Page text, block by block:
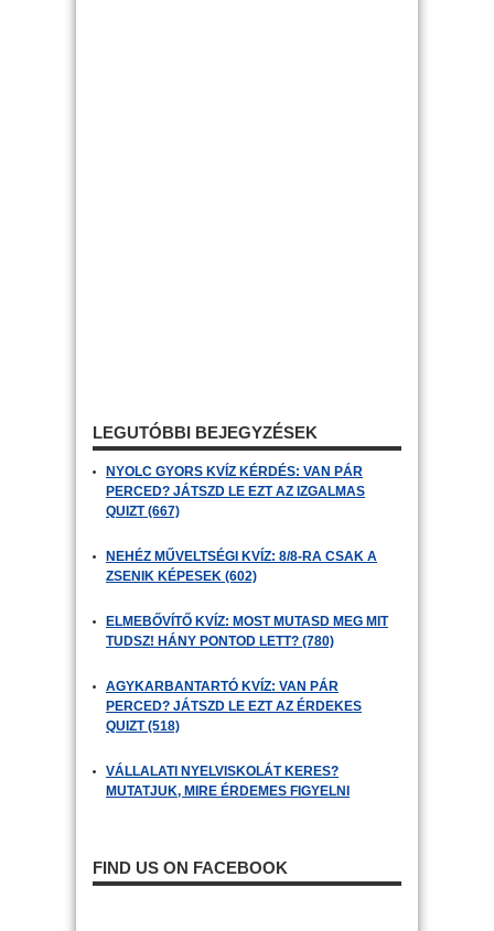
LEGUTÓBBI BEJEGYZÉSEK
NYOLC GYORS KVÍZ KÉRDÉS: VAN PÁR
PERCED? JÁTSZD LE EZT AZ IZGALMAS
QUIZT (667)
NEHÉZ MŰVELTSÉGI KVÍZ: 8/8-RA CSAK A
ZSENIK KÉPESEK (602)
ELMEBŐVÍTŐ KVÍZ: MOST MUTASD MEG MIT
TUDSZ! HÁNY PONTOD LETT? (780)
AGYKARBANTARTÓ KVÍZ: VAN PÁR
PERCED? JÁTSZD LE EZT AZ ÉRDEKES
QUIZT (518)
VÁLLALATI NYELVISKOLÁT KERES?
MUTATJUK, MIRE ÉRDEMES FIGYELNI
FIND US ON FACEBOOK